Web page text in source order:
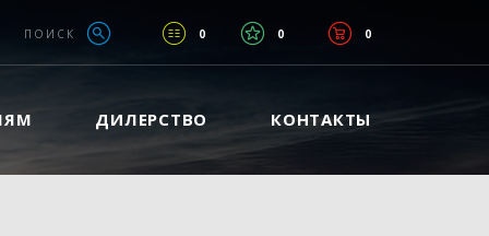
0 0 0
ПОИСК
ДИЛЕРСТВО КОНТАКТЫ